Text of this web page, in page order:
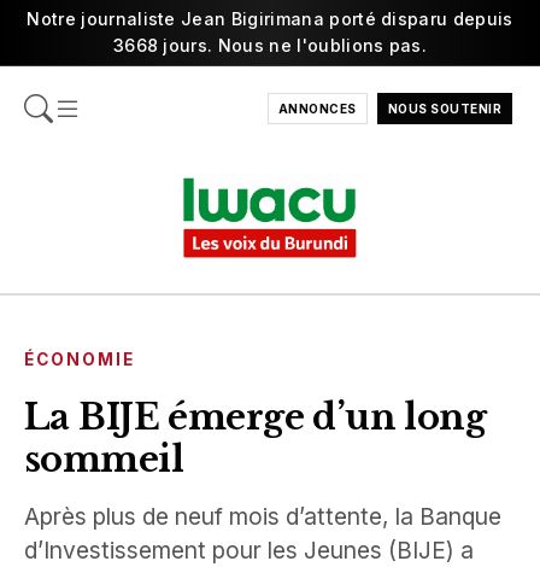
Notre journaliste Jean Bigirimana porté disparu depuis
3668 jours. Nous ne l'oublions pas.
ANNONCES NOUS SOUTENIR
ÉCONOMIE
La BIJE émerge d’un long
sommeil
Après plus de neuf mois d’attente, la Banque
d’Investissement pour les Jeunes (BIJE) a